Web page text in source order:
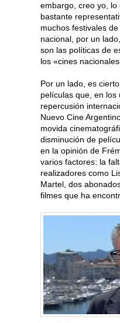
embargo, creo yo,
bastante
muchos festivales
nacional, por un
son las políticas de
los «cines
Por un lado, es
películas que, en los
repercusión
Nuevo Cine
movida
disminución de
en la opinión de
varios factores: la
realizadores como
Martel, dos
filmes que ha